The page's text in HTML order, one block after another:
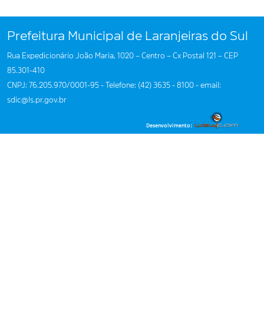
Prefeitura Municipal de Laranjeiras do Sul
Rua Expedicionário João Maria, 1020 – Centro – Cx Postal 121 – CEP
85.301-410
CNPJ: 76.205.970/0001-95 - Telefone: (42) 3635 - 8100 - email:
sdic@ls.pr.gov.br